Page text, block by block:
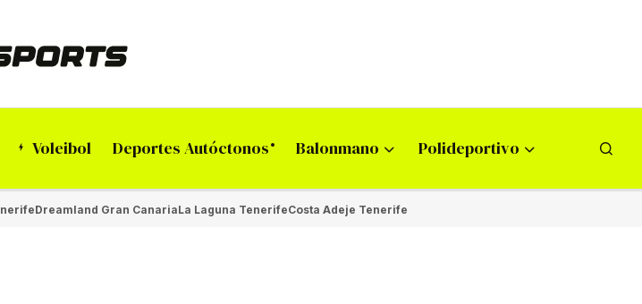
Voleibol Deportes Autóctonos Balonmano Polideportivo
Dreamland Gran CanariaLa Laguna TenerifeCosta Adeje Tenerife